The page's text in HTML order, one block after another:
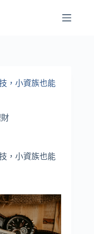
，小資族也能
，小資族也能